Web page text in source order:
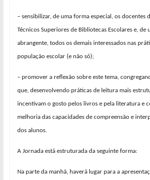
– sensibilizar, de uma forma especial, os docentes
Técnicos Superiores de Bibliotecas Escolares e, de
abrangente, todos os demais interessados nas
população escolar (e não só);
– promover a reflexão sobre este tema,
que, desenvolvendo práticas de leitura mais
incentivam o gosto pelos livros e pela literatura e
melhoria das capacidades de compreensão e
dos alunos.
A Jornada está estruturada da seguinte forma:
Na parte da manhã, haverá lugar para a